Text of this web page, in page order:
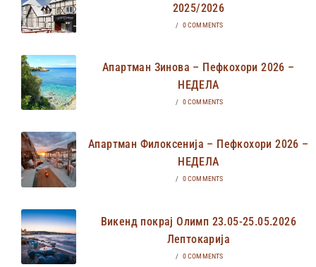
2025/2026
/ 0 COMMENTS
Апартман Зинова – Пефкохори 2026 –
НЕДЕЛА
/ 0 COMMENTS
Апартман Филоксенија – Пефкохори 2026 –
НЕДЕЛА
/ 0 COMMENTS
Викенд покрај Олимп 23.05-25.05.2026
Лептокарија
/ 0 COMMENTS